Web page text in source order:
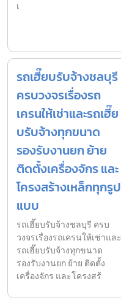
เ
รถเฮี๊ยบรับจ้างชลบุรี
ครบวงจรเรื่องรถ
เครนให้เช่าและรถเฮี๊ย
บรับจ้างทุกขนาด
รองรับงานยก ย้าย
ติดตั้งเครื่องจักร และ
โครงสร้างเหล็กทุกรูป
แบบ
รถเฮี๊ยบรับจ้างชลบุรี ครบ
วงจรเรื่องรถเครนให้เช่าและ
รถเฮี๊ยบรับจ้างทุกขนาด
รองรับงานยก ย้าย ติดตั้ง
เครื่องจักร และโครงสร้